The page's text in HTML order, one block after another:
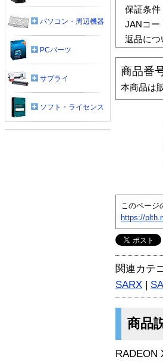
保証条件
JANコー
返品につ
商品番
本商品は
このページ
https://
関連カテ
SARX |
商品
RADEON
パソコン・周辺機器
PCパーツ
サプライ
ソフト・ライセンス